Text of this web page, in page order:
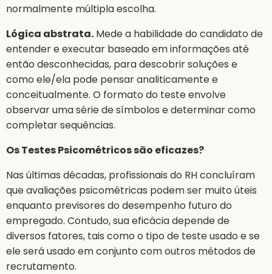
normalmente múltipla escolha.
Lógica abstrata. Mede a habilidade do candidato de
entender e executar baseado em informações até
então desconhecidas, para descobrir soluções e
como ele/ela pode pensar analiticamente e
conceitualmente. O formato do teste envolve
observar uma série de símbolos e determinar como
completar sequências.
Os Testes Psicométricos são eficazes?
Nas últimas décadas, profissionais do RH concluíram
que avaliações psicométricas podem ser muito úteis
enquanto previsores do desempenho futuro do
empregado. Contudo, sua eficácia depende de
diversos fatores, tais como o tipo de teste usado e se
ele será usado em conjunto com outros métodos de
recrutamento.